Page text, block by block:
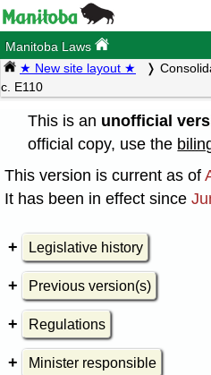
Manitoba Laws
★ New site layout ★
c. E110
This is an unofficial
official copy, use the
This version is current as of
It has been in effect since
Legislative history
Previous version(s)
Regulations
Minister responsible